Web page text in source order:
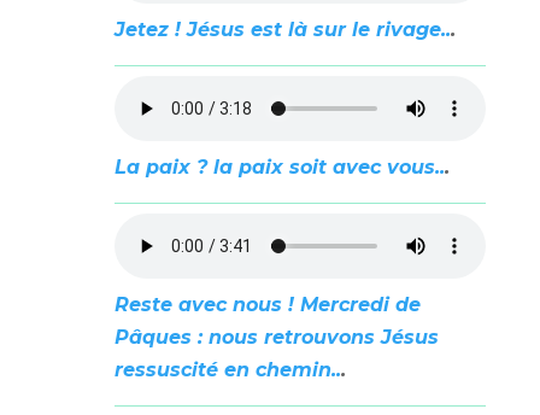
Jetez ! Jésus est là sur le rivage...
La paix ? la paix soit avec vous...
Reste avec nous ! Mercredi de
Pâques : nous retrouvons Jésus
ressuscité en chemin...